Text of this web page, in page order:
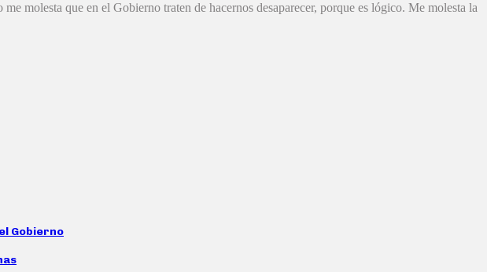
molesta que en el Gobierno traten de hacernos desaparecer, porque es lógico. Me molesta la
Gobierno